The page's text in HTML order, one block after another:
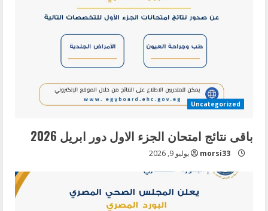
Uncategorized
باقى نتائج امتحان الجزء الاول دور ابريل 2026
morsi33 يوليو 9, 2026